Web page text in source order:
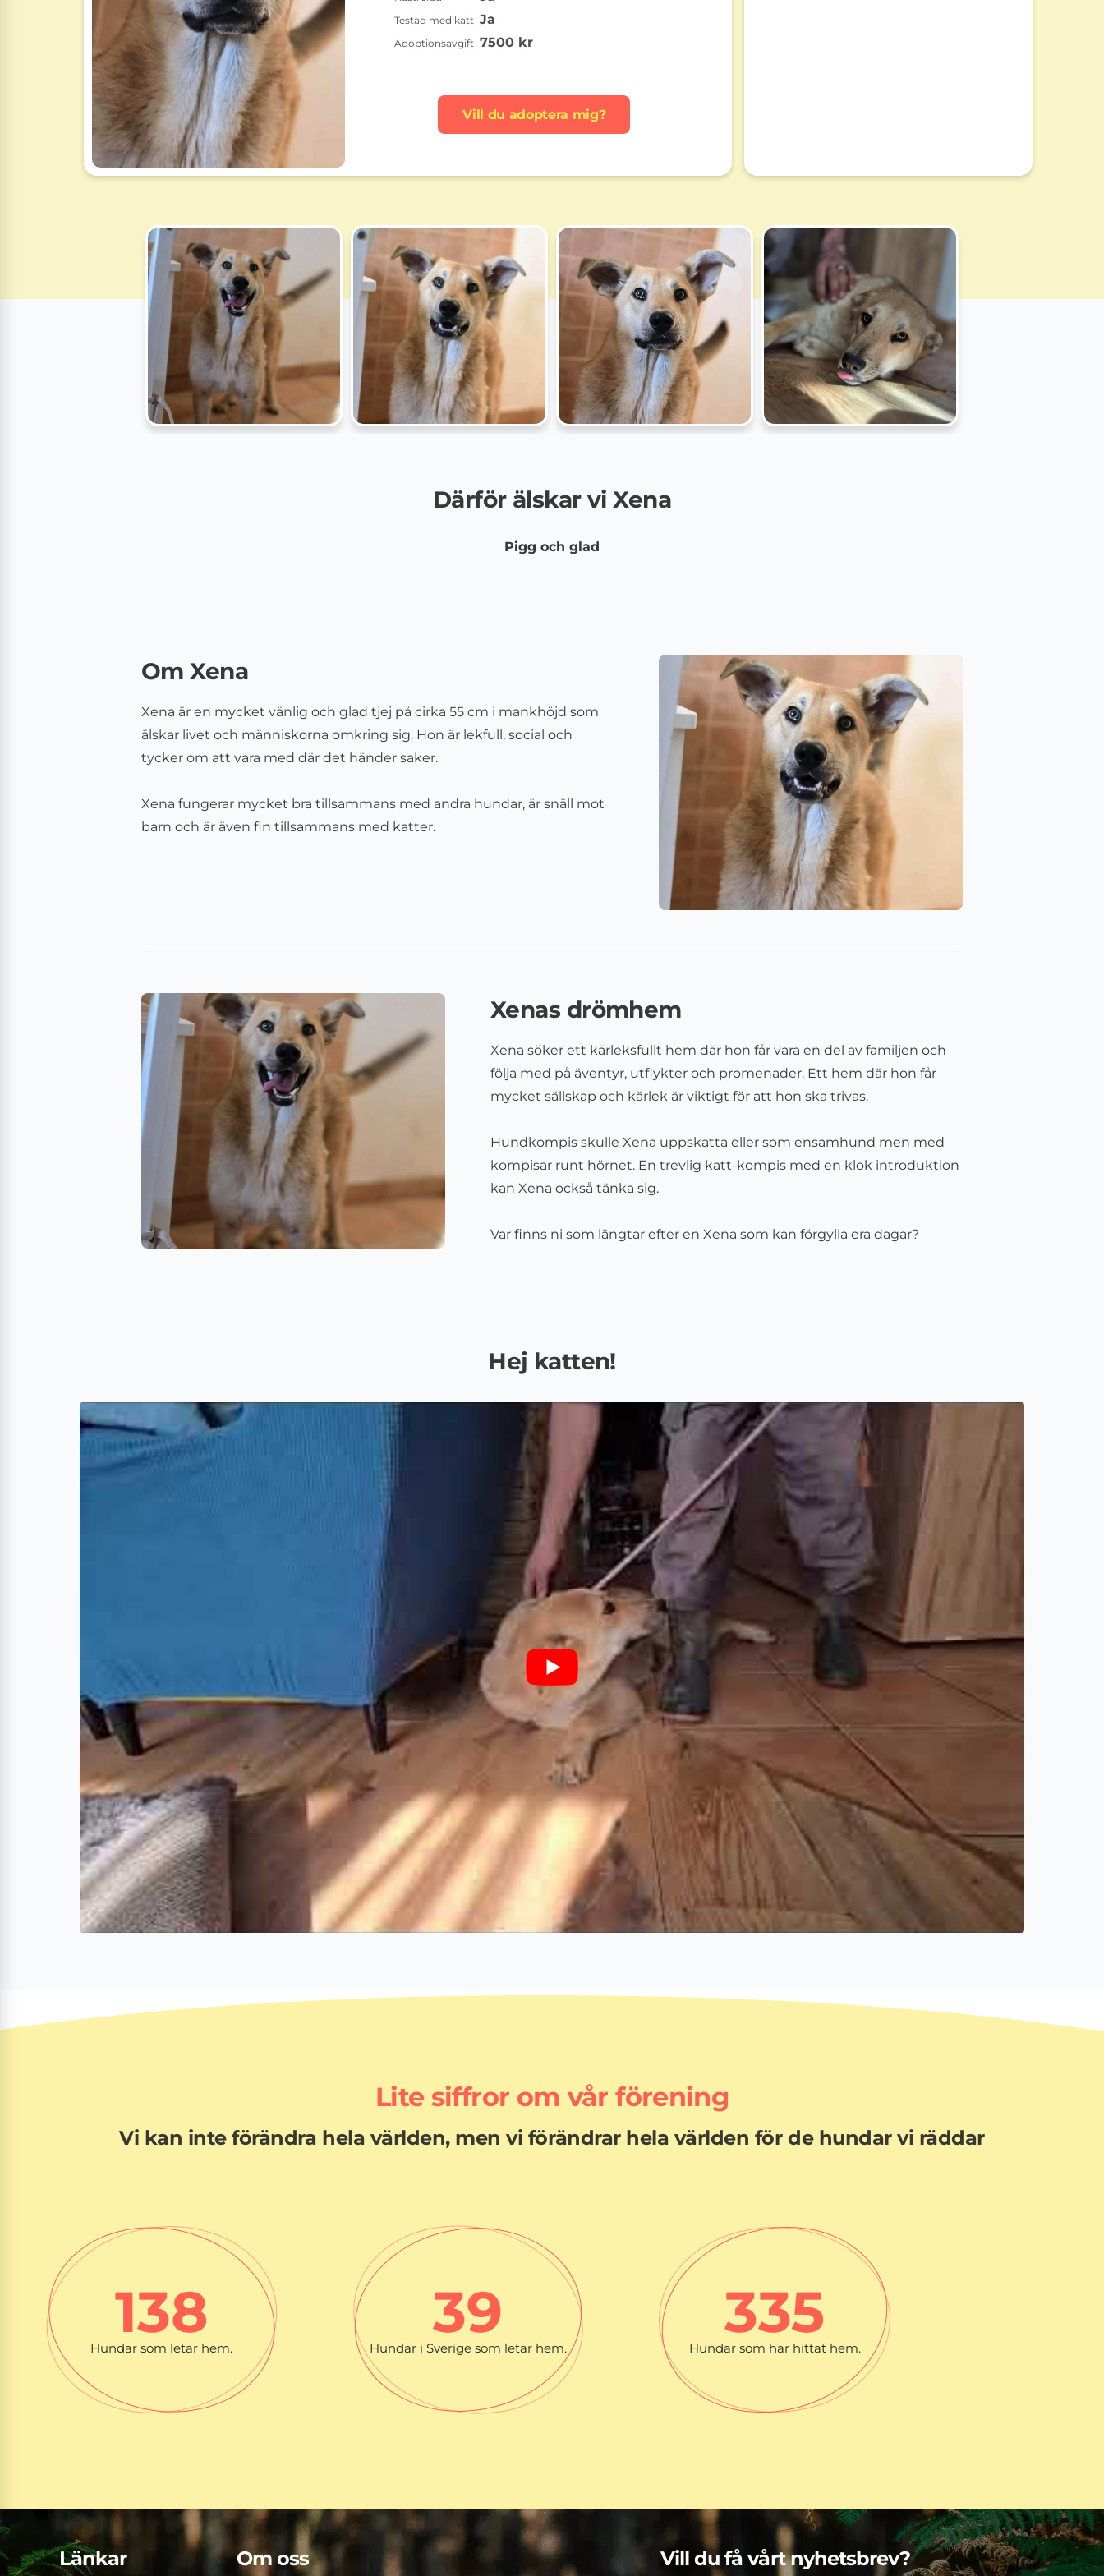
Testad med katt Ja
Adoptionsavgift 7500 kr
Vill du adoptera mig?
Därför älskar vi Xena
Pigg och glad
Om Xena
Xena är en mycket vänlig och glad tjej på cirka 55 cm i mankhöjd som
älskar livet och människorna omkring sig. Hon är lekfull, social och
tycker om att vara med där det händer saker.
Xena fungerar mycket bra tillsammans med andra hundar, är snäll mot
barn och är även fin tillsammans med katter.
Xenas drömhem
Xena söker ett kärleksfullt hem där hon får vara en del av familjen och
följa med på äventyr, utflykter och promenader. Ett hem där hon får
mycket sällskap och kärlek är viktigt för att hon ska trivas.
Hundkompis skulle Xena uppskatta eller som ensamhund men med
kompisar runt hörnet. En trevlig katt-kompis med en klok introduktion
kan Xena också tänka sig.
Var finns ni som längtar efter en Xena som kan förgylla era dagar?
Hej katten!
Lite siffror om vår förening
Vi kan inte förändra hela världen, men vi förändrar hela världen för de hundar vi räddar
Hundar som letar hem.
138
Hundar i Sverige som letar hem.
39
Hundar som har hittat hem.
335
Länkar Om oss Vill du få vårt nyhetsbrev?